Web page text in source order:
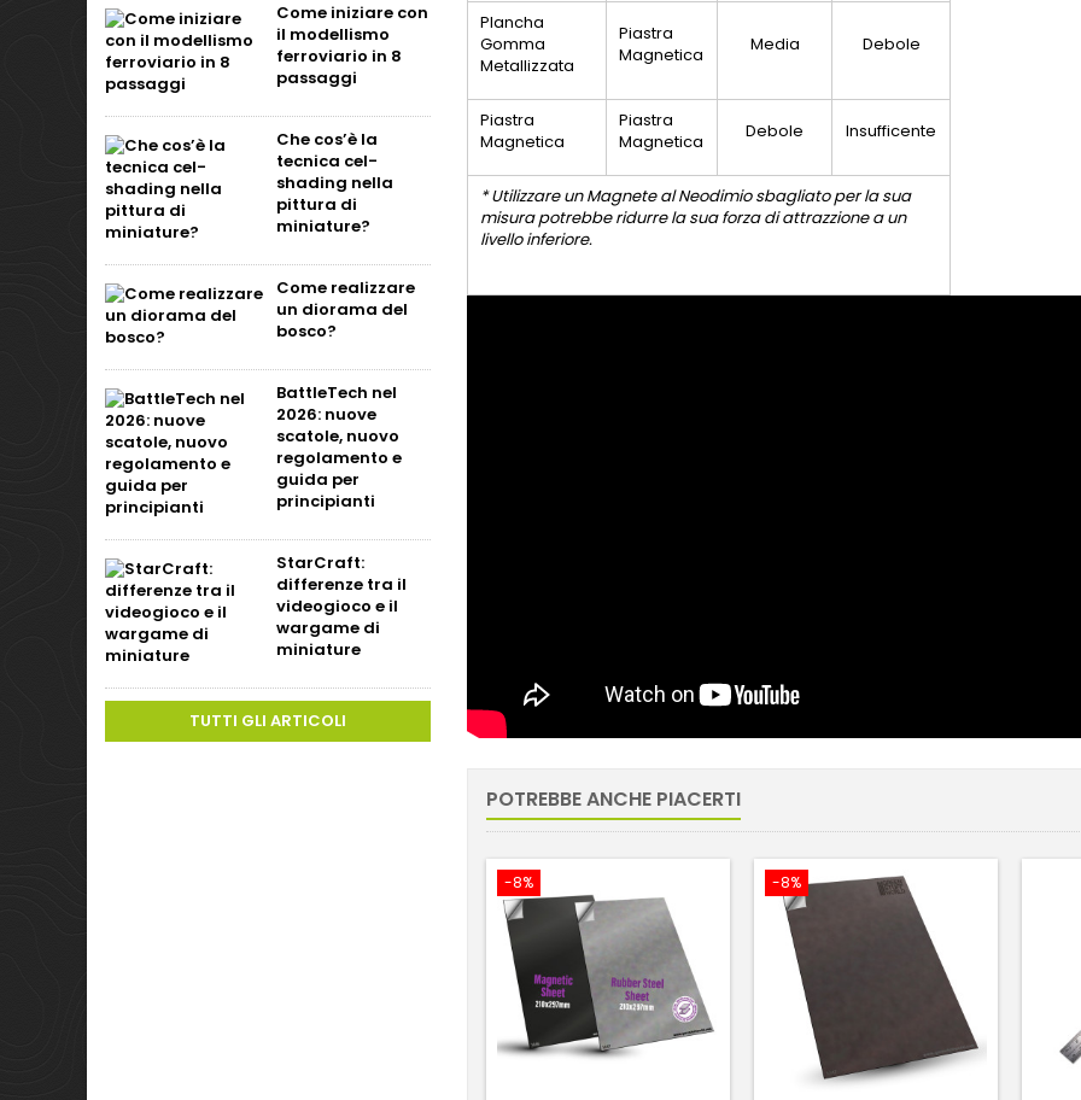
Come iniziare con
il modellismo
ferroviario in 8
passaggi
Che cos’è la
tecnica cel-
shading nella
pittura di
miniature?
Come realizzare
un diorama del
bosco?
BattleTech nel
2026: nuove
scatole, nuovo
regolamento e
guida per
principianti
StarCraft:
differenze tra il
videogioco e il
wargame di
miniature
TUTTI GLI ARTICOLI
Plancha
Gomma
Metallizzata
Piastra
Magnetica
Media Debole
Piastra
Magnetica
Piastra
Magnetica
Debole Insufficente
* Utilizzare un Magnete al Neodimio sbagliato per la sua
misura potrebbe ridurre la sua forza di attrazzione a un
livello inferiore.
POTREBBE ANCHE PIACERTI
-8% -8%